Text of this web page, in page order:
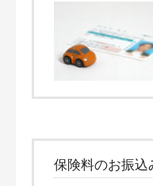
健康診断が必要な場合
保険料のお振込